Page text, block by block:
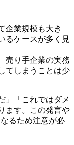
企業規模も大き
るケースが多く見
売り手企業の実務
てしまうことは少
」「これではダメ
ます。この発言や
るため注意が必